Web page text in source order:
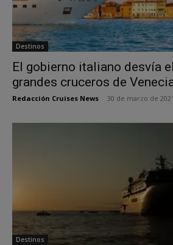
Destinos
El gobierno italiano desvía
grandes cruceros de
Redacción Cruises News 30 de marzo de 2021
Destinos